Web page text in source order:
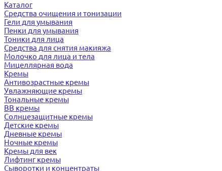
Каталог
Средства очищения и тонизации
Гели для умывания
Пенки для умывания
Тоники для лица
Средства для снятия макияжа
Молочко для лица и тела
Мицеллярная вода
Кремы
Антивозрастные кремы
Увлажняющие кремы
Тональные кремы
BB кремы
Солнцезащитные кремы
Детские кремы
Дневные кремы
Ночные кремы
Кремы для век
Лифтинг кремы
Сыворотки и концентраты